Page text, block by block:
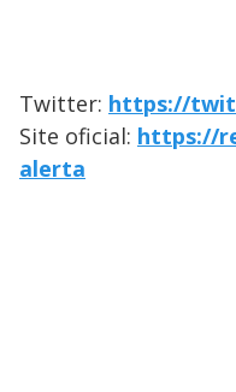
Twitter: https://
Site oficial: https://
alerta